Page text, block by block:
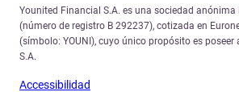
Younited Financial S.A. es una sociedad anónima
(número de registro B 292237), cotizada en
(símbolo: YOUNI), cuyo único propósito es poseer
S.A.
Accessibilidad